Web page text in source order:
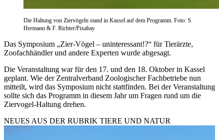
Die Haltung von Ziervögeln stand in Kassel auf dem Programm. Foto: S.
Hermann & F. Richter/Pixabay
Das Symposium „Zier-Vögel – uninteressant!?“ für Tierärzte,
Zoofachhändler und andere Experten wurde abgesagt.
Die Veranstaltung war für den 17. und den 18. Oktober in Kassel
geplant. Wie der Zentralverband Zoologischer Fachbetriebe nun
mitteilt, wird das Symposium nicht stattfinden. Bei der Veranstaltung
sollte sich das Programm in diesem Jahr um Fragen rund um die
Ziervogel-Haltung drehen.
NEUES AUS DER RUBRIK TIERE UND NATUR